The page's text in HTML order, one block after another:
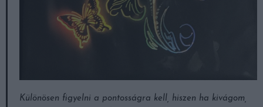
Különösen figyelni a pontosságra kell, hiszen ha kivágom,